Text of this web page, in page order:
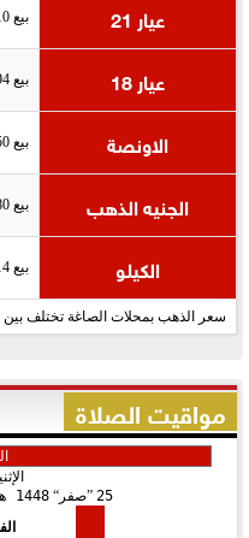
عيار 21 بيع 2,210 شراء 2,220
عيار 18 بيع 1,894 شراء 1,903
الاونصة بيع 78,550 شراء 78,905
الجنيه الذهب بيع 17,680 شراء 17,760
الكيلو بيع 2,525,714 شراء 2,537,143
سعر الذهب بمحلات الصاغة تختلف
مواقيت الصلاة
25 صفر 1448 هـ